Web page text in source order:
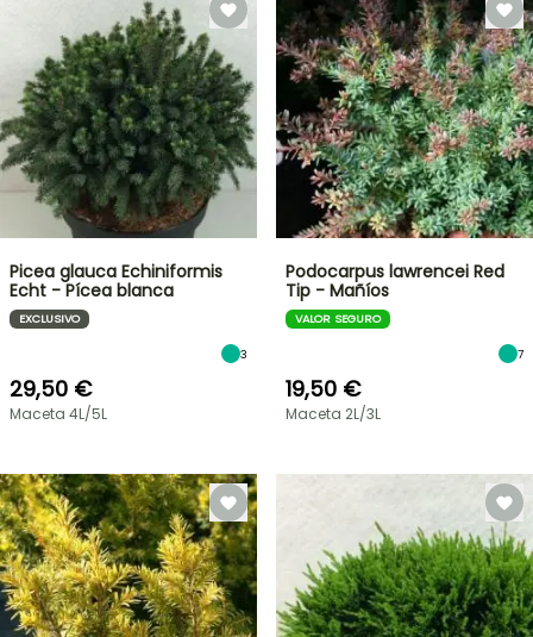
Picea glauca Echiniformis
Echt - Pícea blanca
EXCLUSIVO
3
29,50 €
Maceta 4L/5L
Podocarpus lawrencei Red
Tip - Mañíos
VALOR SEGURO
7
19,50 €
Maceta 2L/3L